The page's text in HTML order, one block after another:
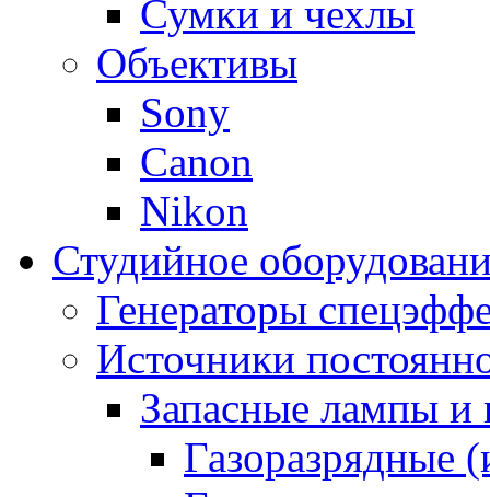
Сумки и чехлы
Объективы
Sony
Canon
Nikon
Студийное
Генераторы
Источники
Запасные лампы и
Газоразрядные